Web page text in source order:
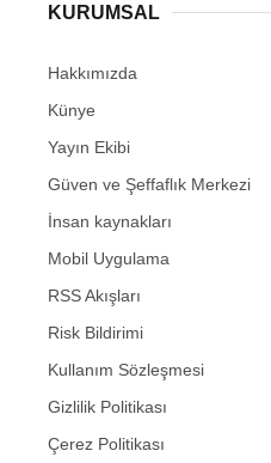
KURUMSAL
Hakkımızda
Künye
Yayın Ekibi
Güven ve Şeffaflık Merkezi
İnsan kaynakları
Mobil Uygulama
RSS Akışları
Risk Bildirimi
Kullanım Sözleşmesi
Gizlilik Politikası
Çerez Politikası